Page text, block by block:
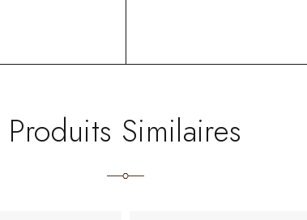
Produits Similaires